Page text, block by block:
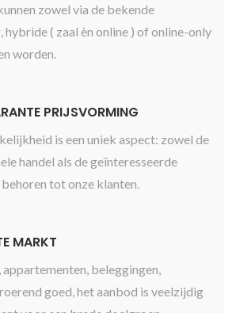
zowel via de bekende
hybride ( zaal èn online ) of online-only
worden.
PRIJSVORMING
is een uniek aspect: zowel de
handel als de geïnteresseerde
tot onze klanten.
MARKT
appartementen, beleggingen,
goed, het aanbod is veelzijdig